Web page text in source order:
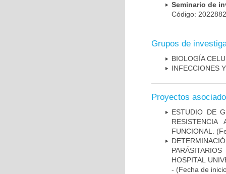
Seminario de
Código:
Grupos de
BIOLOGÍA
INFECCIONES
Proyectos
ESTUDIO DE
RESISTENCIA
FUNCIONAL.
HOSPITAL
- (Fecha de